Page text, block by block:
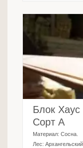
Блок Хаус
Сорт А
Материал: Сосна.
Лес: